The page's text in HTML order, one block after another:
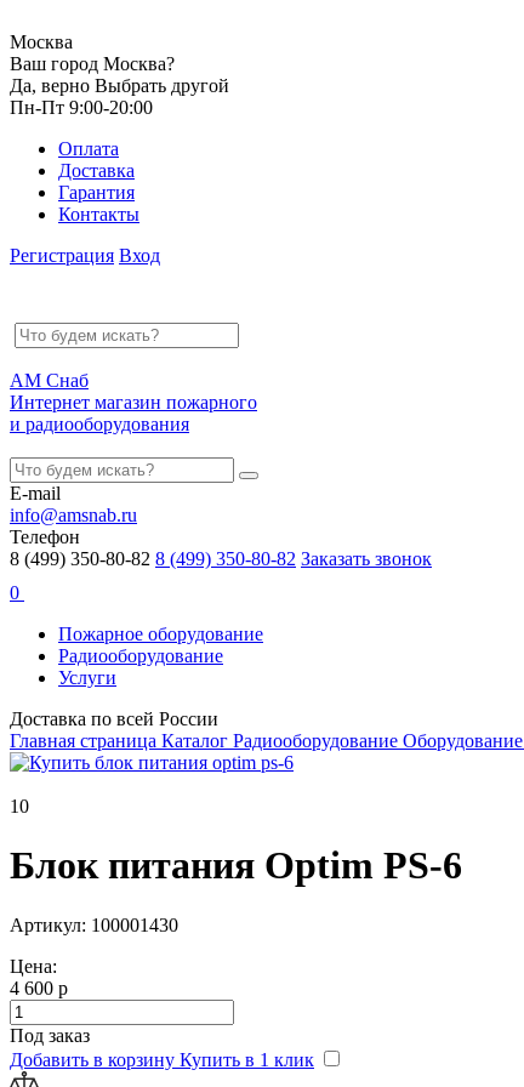
Москва
Ваш город Москва?
Да, верно Выбрать другой
Пн-Пт 9:00-20:00
Оплата
Доставка
Гарантия
Контакты
Регистрация Вход
АМ Снаб
Интернет магазин пожарного
и радиооборудования
E-mail
info@amsnab.ru
Телефон
8 (499) 350-80-82 8 (499) 350-80-82 Заказать звонок
0
Пожарное оборудование
Радиооборудование
Услуги
Доставка по всей России
Главная страница Каталог Радиооборудование Оборудование
10
Блок питания Optim PS-6
Артикул: 100001430
Цена:
4 600 р
Под заказ
Добавить в корзину Купить в 1 клик